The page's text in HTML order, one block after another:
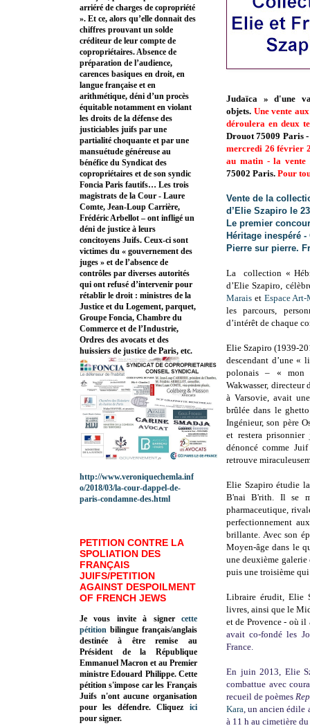
Judaïca » d'une
objets. Une vente
déroulera en deux
Drouot 75009 Paris
mercredi 26 février
au matin - la vente
75002 Paris. Pour
Vente de la
d’Elie Szapiro le
Le premier
Héritage inespéré
Pierre sur pierre.
La collection «
d’Elie Szapiro,
Marais et Espace Art-
les parcours,
d’intérêt de chaque
Elie Szapiro (1939-
descendant d’une «
polonais – « mon
Wakwasser, directeur
à Varsovie, avait
brûlée dans le
Ingénieur, son père
et restera
dénoncé comme
retrouve
Elie Szapiro étudie
B'nai B'rith. Il se
pharmaceutique,
perfectionnement
brillante. Avec son
Moyen-âge dans le
une deuxième galerie
puis une troisième
Libraire érudit, Elie
livres, ainsi que le
et de Provence - où
avait co-fondé les
France.
En juin 2013, Elie
combattue avec
recueil de poèmes
Kara, un ancien édile
à 11 h au cimetière
arriéré de charges de copropriété
». Et ce, alors qu’elle donnait des
chiffres prouvant un solde
créditeur de leur compte de
copropriétaires. Absence de
préparation de l’audience,
carences basiques en droit, en
langue française et en
arithmétique, déni d’un procès
équitable notamment en violant
les droits de la défense des
justiciables juifs par une
partialité choquante et par une
mansuétude généreuse au
bénéfice du Syndicat des
copropriétaires et de son syndic
Foncia Paris fautifs… Les trois
magistrats de la Cour - Laure
Comte, Jean-Loup Carrière,
Frédéric Arbellot – ont infligé un
déni de justice à leurs
concitoyens Juifs. Ceux-ci sont
victimes du « gouvernement des
juges » et de l’absence de
contrôles par diverses autorités
qui ont refusé d’intervenir pour
rétablir le droit : ministres de la
Justice et du Logement, parquet,
Groupe Foncia, Chambre du
Commerce et de l’Industrie,
Ordres des avocats et des
huissiers de justice de Paris, etc.
http://www.veroniquechemla.inf
o/2018/03/la-cour-dappel-de-
paris-condamne-des.html
PETITION CONTRE LA
SPOLIATION DES
FRANÇAIS
JUIFS/PETITION
AGAINST DESPOILMENT
OF FRENCH JEWS
Je vous invite à signer cette
pétition bilingue français/anglais
destinée à être remise au
Président de la République
Emmanuel Macron et au Premier
ministre Edouard Philippe. Cette
pétition s'impose car les Français
Juifs n'ont aucune organisation
pour les défendre. Cliquez
ici
pour signer.